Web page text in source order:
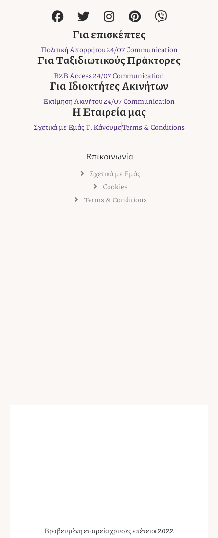
F
a
e
b
o
o
k
T
w
i
t
t
e
r
I
n
s
t
a
g
r
a
m
P
i
n
t
e
r
e
s
t
V
i
e
r
Για επισκέπτες
Πολιτική Απορρήτου24/07 Communication
Για Ταξιδιωτικούς Πράκτορες
B2B Access24/07 Communication
Για Ιδιοκτήτες Ακινήτων
Εκτίμηση Ακινήτου24/07 Communication
Η Εταιρεία μας
Σχετικά με ΕμάςΤί ΚάνουμεTerms & Conditions
Επικοινωνία
Σχετικά με Εμάς
Cookies
Terms & Conditions
Βραβευμένη εταιρεία χρυσές επέτειοι 2022